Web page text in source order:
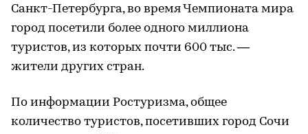
Санкт-Петербурга, во время Чемпионата мира
город посетили более одного миллиона
туристов, из которых почти 600 тыс. —
жители других стран.
По информации Ростуризма, общее
количество туристов, посетивших город Сочи